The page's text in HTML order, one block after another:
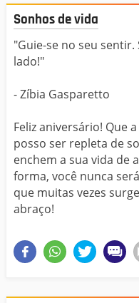
Sonhos de vida
"Guie-se no seu
lado!"
- Zíbia Gasparetto
Feliz aniversário! Que
posso ser repleta de
enchem a sua vida de
forma, você nunca
que muitas vezes
abraço!